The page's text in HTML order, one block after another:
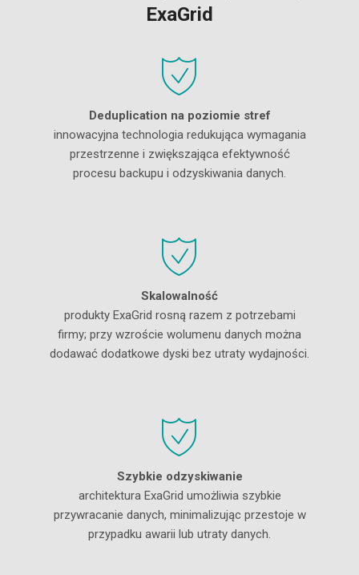
ExaGrid
Deduplication na poziomie stref
innowacyjna technologia redukująca wymagania
przestrzenne i zwiększająca efektywność
procesu backupu i odzyskiwania danych.
Skalowalność
produkty ExaGrid rosną razem z potrzebami
firmy; przy wzroście wolumenu danych można
dodawać dodatkowe dyski bez utraty wydajności.
Szybkie odzyskiwanie
architektura ExaGrid umożliwia szybkie
przywracanie danych, minimalizując przestoje w
przypadku awarii lub utraty danych.